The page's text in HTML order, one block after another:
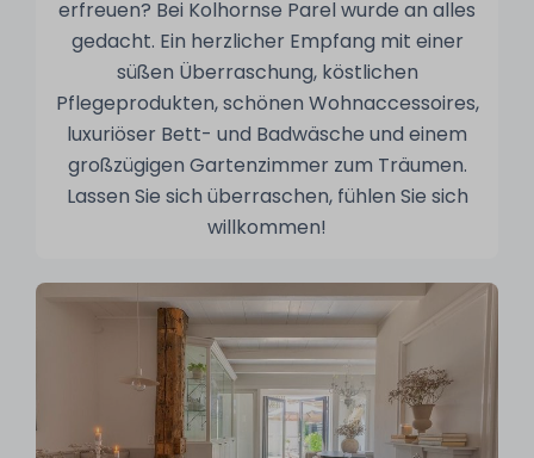
erfreuen? Bei Kolhornse Parel wurde an alles
gedacht. Ein herzlicher Empfang mit einer
süßen Überraschung, köstlichen
Pflegeprodukten, schönen Wohnaccessoires,
luxuriöser Bett- und Badwäsche und einem
großzügigen Gartenzimmer zum Träumen.
Lassen Sie sich überraschen, fühlen Sie sich
willkommen!